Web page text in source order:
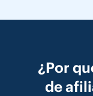
¿Por
de